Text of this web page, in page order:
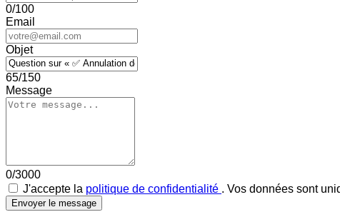
0/100
Email
Objet
65/150
Message
0/3000
J'accepte la politique de confidentialité . Vos données sont
Envoyer le message